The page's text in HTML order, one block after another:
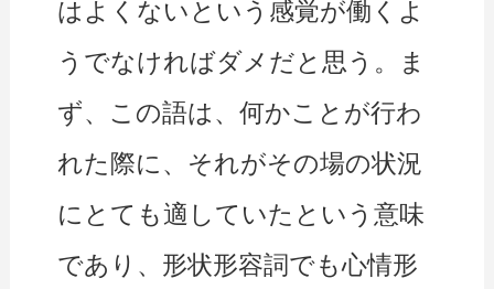
はよくないという感覚が働くよ
うでなければダメだと思う。ま
ず、この語は、何かことが行わ
れた際に、それがその場の状況
にとても適していたという意味
であり、形状形容詞でも心情形